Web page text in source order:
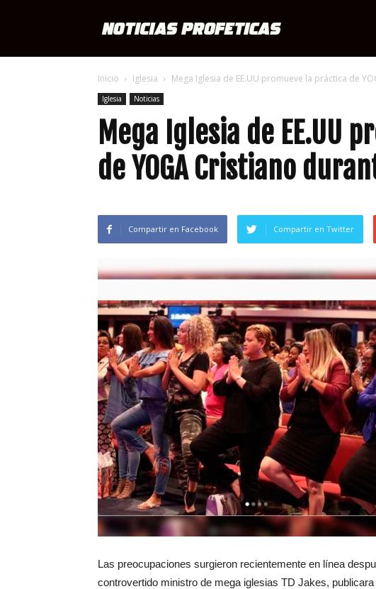
Proféticas
Inicio Iglesia Mega Iglesia de EE.UU promueve la práctica de
Iglesia Noticias
Mega Iglesia de EE.UU
de YOGA Cristiano
Compartir en Facebook Compartir en Twitter
Las preocupaciones surgieron recientemente en línea
controvertido ministro de mega iglesias TD Jakes,